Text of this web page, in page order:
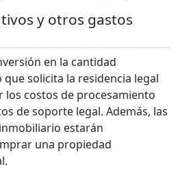
y otros gastos
en la cantidad
solicita la residencia legal
los costos de procesamiento
de soporte legal. Además, las
estarán
una propiedad